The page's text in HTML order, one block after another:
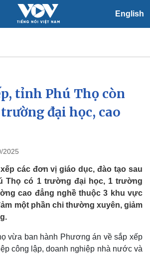
English
Xã hội
Tin 24h
Dự báo thời tiết
tỉnh Phú Thọ còn
đại học, cao
2025
xếp các đơn vị giáo dục, đào tạo sau
Thọ có 1 trường đại học, 1 trường
cao đẳng nghề thuộc 3 khu vực
một phần chi thường xuyên, giảm
vừa ban hành Phương án về sắp xếp
công lập, doanh nghiệp nhà nước và